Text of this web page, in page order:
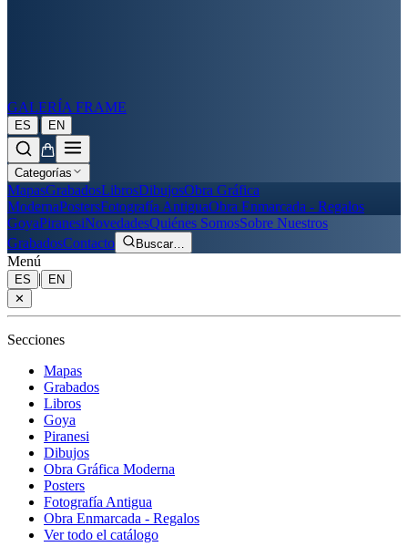
GALERÍA FRAME
ES | EN
Categorías
MapasGrabadosLibrosDibujosObra Gráfica
ModernaPostersFotografía AntiguaObra Enmarcada - Regalos
GoyaPiranesiNovedadesQuiénes SomosSobre Nuestros
GrabadosContacto Buscar…
Menú
ES |
EN
✕
Secciones
Mapas
Grabados
Libros
Goya
Piranesi
Dibujos
Obra Gráfica Moderna
Posters
Fotografía Antigua
Obra Enmarcada - Regalos
Ver todo el catálogo